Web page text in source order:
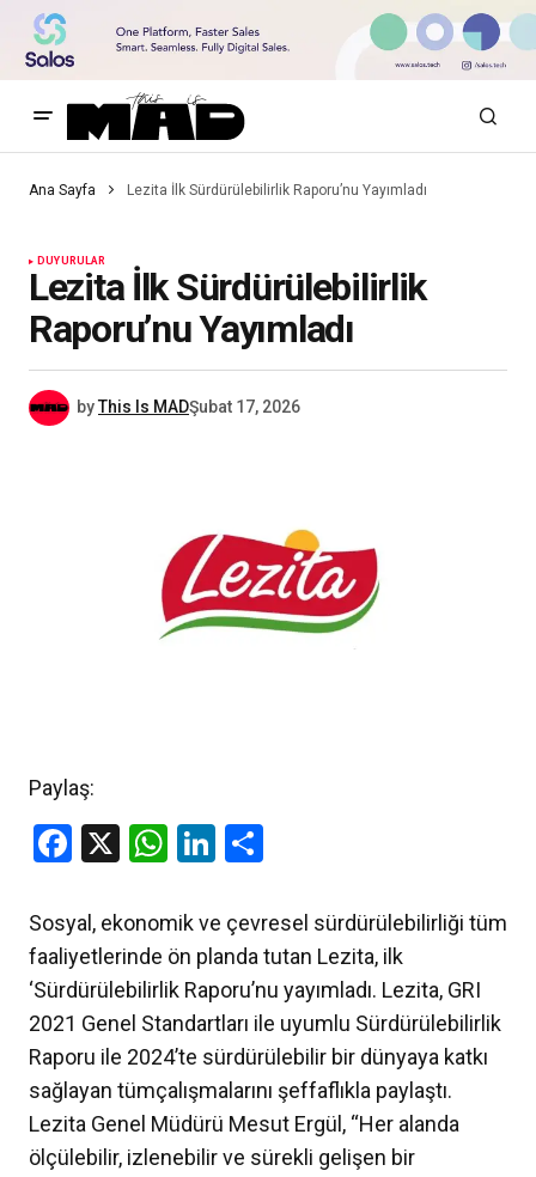
Ana Sayfa Lezita İlk Sürdürülebilirlik Raporu’nu Yayımladı
DUYURULAR
Lezita İlk Sürdürülebilirlik
Raporu’nu Yayımladı
byThis Is MADŞubat 17, 2026
Paylaş:
Facebook
X WhatsApp
LinkedIn
Sosyal, ekonomik ve çevresel sürdürülebilirliği tüm
faaliyetlerinde ön planda tutan Lezita, ilk
‘Sürdürülebilirlik Raporu’nu yayımladı. Lezita, GRI
2021 Genel Standartları ile uyumlu Sürdürülebilirlik
Raporu ile 2024’te sürdürülebilir bir dünyaya katkı
sağlayan tümçalışmalarını şeffaflıkla paylaştı.
Lezita Genel Müdürü Mesut Ergül, “Her alanda
ölçülebilir, izlenebilir ve sürekli gelişen bir